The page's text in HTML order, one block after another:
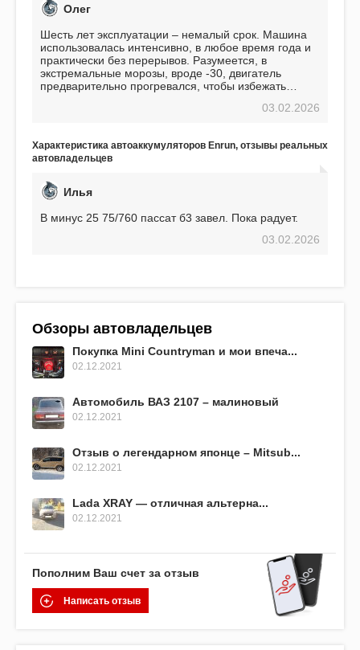
Олег
Шесть лет эксплуатации – немалый срок. Машина
использовалась интенсивно, в любое время года и
практически без перерывов. Разумеется, в
экстремальные морозы, вроде -30, двигатель
предварительно прогревался, чтобы избежать
использования не было ни единой поломки,
EFB 75. Судя по характеристикам, он даже
превосходит предыдущую модель.
03.02.2026
Характеристика автоаккумуляторов Enrun, отзывы реальных
автовладельцев
Илья
В минус 25 75/760 пассат б3 завел. Пока радует.
03.02.2026
Обзоры автовладельцев
Покупка Mini Countryman и мои впеча...
02.12.2021
Автомобиль ВАЗ 2107 – малиновый
02.12.2021
Отзыв о легендарном японце – Mitsub...
02.12.2021
Lada XRAY — отличная альтерна...
02.12.2021
Пополним Ваш счет за отзыв
Написать отзыв